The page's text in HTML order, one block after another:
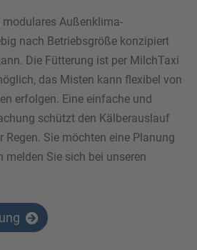
Außenklima-
nach Betriebsgröße konzipiert
Die Fütterung ist per MilchTaxi
das Misten kann flexibel von
erfolgen. Eine einfache und
schützt den Kälberauslauf
Regen. Sie möchten eine Planung
melden Sie sich bei unseren